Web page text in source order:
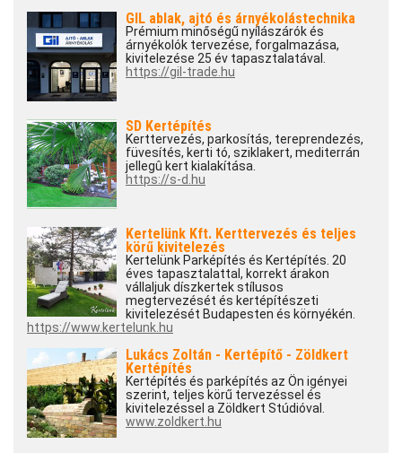
GIL ablak, ajtó és árnyékolástechnika
Prémium minőségű nyílászárók és
árnyékolók tervezése, forgalmazása,
kivitelezése 25 év tapasztalatával.
https://gil-trade.hu
SD Kertépítés
Kerttervezés, parkosítás, tereprendezés,
füvesítés, kerti tó, sziklakert, mediterrán
jellegû kert kialakítása.
https://s-d.hu
Kertelünk Kft. Kerttervezés és teljes
körű kivitelezés
Kertelünk Parképítés és Kertépítés. 20
éves tapasztalattal, korrekt árakon
vállaljuk díszkertek stílusos
megtervezését és kertépítészeti
kivitelezését Budapesten és környékén.
https://www.kertelunk.hu
Lukács Zoltán - Kertépítő - Zöldkert
Kertépítés
Kertépítés és parképítés az Ön igényei
szerint, teljes körű tervezéssel és
kivitelezéssel a Zöldkert Stúdióval.
www.zoldkert.hu